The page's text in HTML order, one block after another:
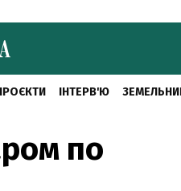
ІНТЕРВ'Ю
по